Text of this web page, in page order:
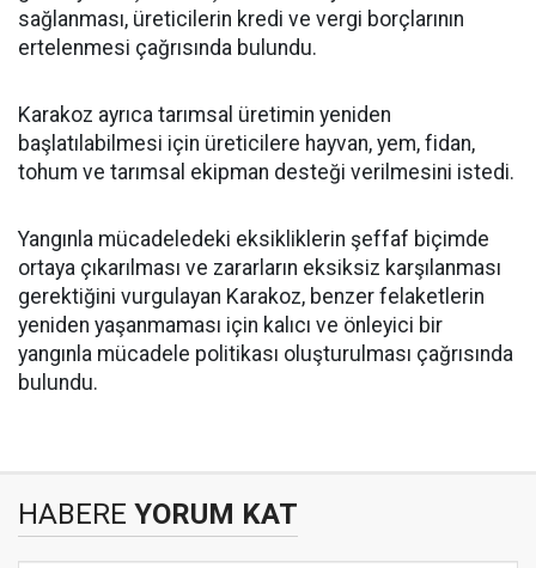
sağlanması, üreticilerin kredi ve vergi borçlarının
ertelenmesi çağrısında bulundu.
Karakoz ayrıca tarımsal üretimin yeniden
başlatılabilmesi için üreticilere hayvan, yem, fidan,
tohum ve tarımsal ekipman desteği verilmesini istedi.
Yangınla mücadeledeki eksikliklerin şeffaf biçimde
ortaya çıkarılması ve zararların eksiksiz karşılanması
gerektiğini vurgulayan Karakoz, benzer felaketlerin
yeniden yaşanmaması için kalıcı ve önleyici bir
yangınla mücadele politikası oluşturulması çağrısında
bulundu.
HABERE YORUM KAT